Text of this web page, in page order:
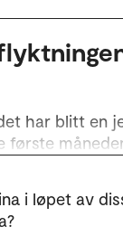
har blitt en
første
60 prosent
er i
er barn.
i løpet av